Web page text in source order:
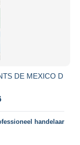
DE MEXICO D
handelaar